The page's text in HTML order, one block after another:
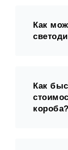
Как
Как
короба?